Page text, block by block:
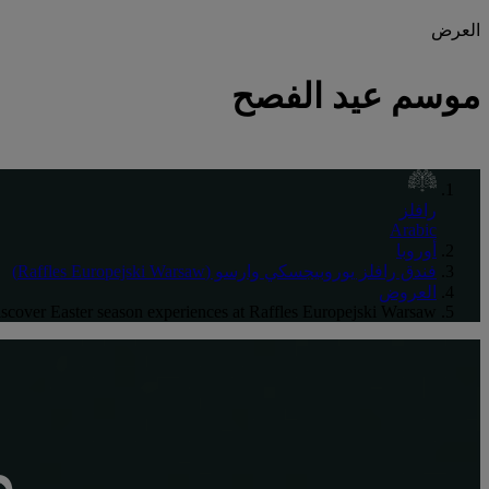
العرض
موسم عيد الفصح
رافلز
Arabic
أوروبا
فندق رافلز يوروبيجسكي وارسو (Raffles Europejski Warsaw)
العروض